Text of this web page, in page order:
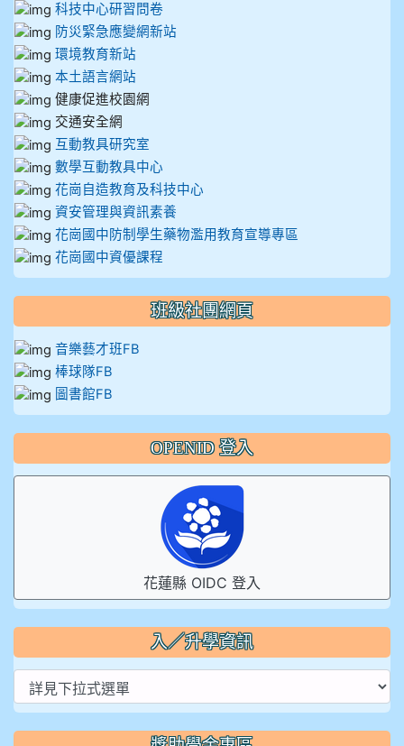
科技中心研習問卷
防災緊急應變網新站
環境教育新站
本土語言網站
健康促進校園網
交通安全網
互動教具研究室
數學互動教具中心
花崗自造教育及科技中心
資安管理與資訊素養
花崗國中防制學生藥物濫用教育宣導專區
花崗國中資優課程
班級社團網頁
音樂藝才班FB
棒球隊FB
圖書館FB
OPENID 登入
花蓮縣 OIDC 登入
入／升學資訊